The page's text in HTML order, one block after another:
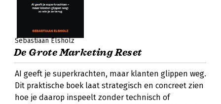
Sebastiaan Elsholz
De Grote Marketing Reset
AI geeft je superkrachten, maar klanten glippen weg.
Dit praktische boek laat strategisch en concreet zien
hoe je daarop inspeelt zonder technisch of